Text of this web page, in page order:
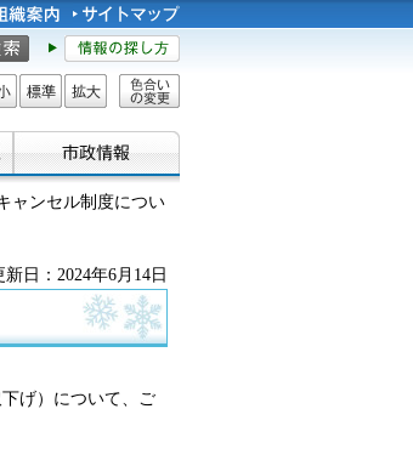
サイズ
標準 拡大
色合い
ャンセル制度につい
新日：2024年6月14日
げ）について、ご